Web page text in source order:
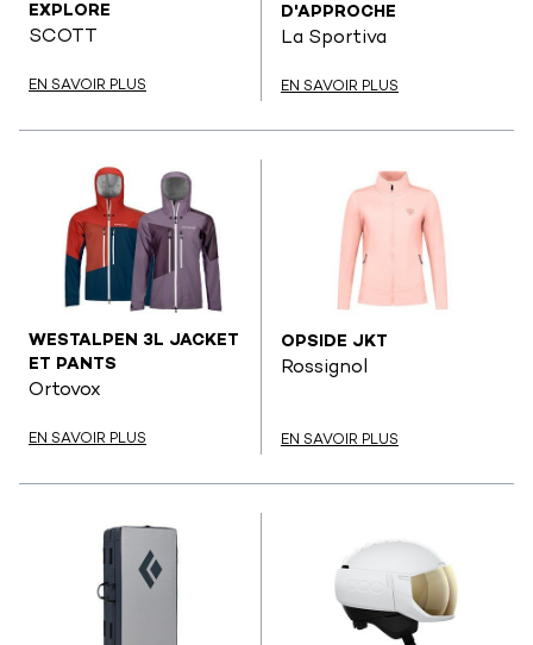
EXPLORE
SCOTT
EN SAVOIR PLUS
D'APPROCHE
La Sportiva
EN SAVOIR PLUS
WESTALPEN 3L JACKET
ET PANTS
Ortovox
EN SAVOIR PLUS
OPSIDE JKT
Rossignol
EN SAVOIR PLUS